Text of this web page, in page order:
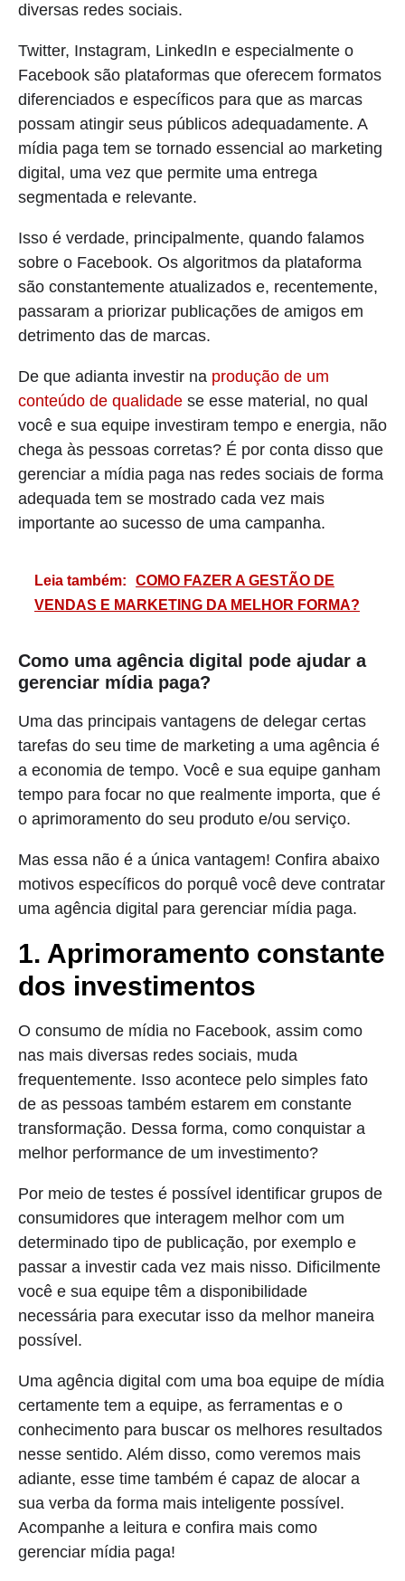
diversas redes sociais.
Twitter, Instagram, LinkedIn e especialmente o
Facebook são plataformas que oferecem formatos
diferenciados e específicos para que as marcas
possam atingir seus públicos adequadamente. A
mídia paga tem se tornado essencial ao marketing
digital, uma vez que permite uma entrega
segmentada e relevante.
Isso é verdade, principalmente, quando falamos
sobre o Facebook. Os algoritmos da plataforma
são constantemente atualizados e, recentemente,
passaram a priorizar publicações de amigos em
detrimento das de marcas.
De que adianta investir na produção de um
conteúdo de qualidade se esse material, no qual
você e sua equipe investiram tempo e energia, não
chega às pessoas corretas? É por conta disso que
gerenciar a mídia paga nas redes sociais de forma
adequada tem se mostrado cada vez mais
importante ao sucesso de uma campanha.
Leia também:
COMO FAZER A GESTÃO DE
VENDAS E MARKETING DA MELHOR FORMA?
Como uma agência digital pode ajudar a
gerenciar mídia paga?
Uma das principais vantagens de delegar certas
tarefas do seu time de marketing a uma agência é
a economia de tempo. Você e sua equipe ganham
tempo para focar no que realmente importa, que é
o aprimoramento do seu produto e/ou serviço.
Mas essa não é a única vantagem! Confira abaixo
motivos específicos do porquê você deve contratar
uma agência digital para gerenciar mídia paga.
1. Aprimoramento constante
dos investimentos
O consumo de mídia no Facebook, assim como
nas mais diversas redes sociais, muda
frequentemente. Isso acontece pelo simples fato
de as pessoas também estarem em constante
transformação. Dessa forma, como conquistar a
melhor performance de um investimento?
Por meio de testes é possível identificar grupos de
consumidores que interagem melhor com um
determinado tipo de publicação, por exemplo e
passar a investir cada vez mais nisso. Dificilmente
você e sua equipe têm a disponibilidade
necessária para executar isso da melhor maneira
possível.
Uma agência digital com uma boa equipe de mídia
certamente tem a equipe, as ferramentas e o
conhecimento para buscar os melhores resultados
nesse sentido. Além disso, como veremos mais
adiante, esse time também é capaz de alocar a
sua verba da forma mais inteligente possível.
Acompanhe a leitura e confira mais como
gerenciar mídia paga!